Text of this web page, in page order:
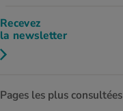
Recevez
la newsletter
Pages les plus consultées